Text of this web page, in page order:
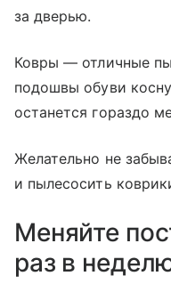
за дверью.
Ковры — отличные
подошвы обуви
останется гораздо
Желательно не
и пылесосить
Меняйте
раз в